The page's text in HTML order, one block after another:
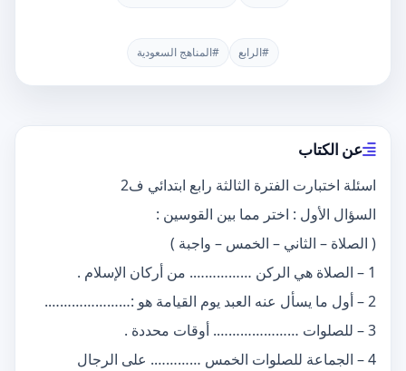
#الرابع #المناهج السعودية
عن الكتاب
اسئلة اختبارت الفترة الثالثة رابع ابتدائي ف2
السؤال الأول : اختر مما بين القوسين :
( الصلاة – الثاني – الخمس – واجبة )
1 – الصلاة هي الركن ……………. من أركان الإسلام .
2 – أول ما يسأل عنه العبد يوم القيامة هو :………………….
3 – للصلوات …………………. أوقات محددة .
4 – الجماعة للصلوات الخمس …………. على الرجال